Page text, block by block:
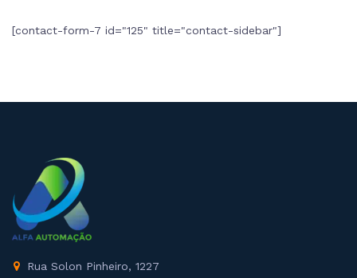
[contact-form-7 id="125" title="contact-sidebar"]
Rua Solon Pinheiro, 1227